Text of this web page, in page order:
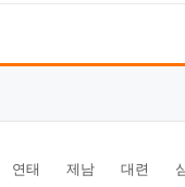
연태 제남 대련